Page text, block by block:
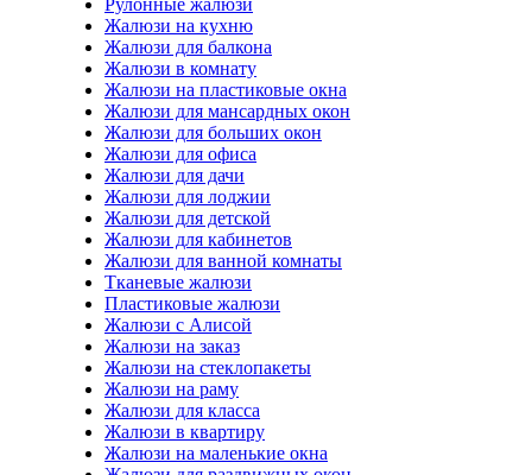
Жалюзи на кухню
Жалюзи для балкона
Жалюзи в комнату
Жалюзи на пластиковые окна
Жалюзи для мансардных окон
Жалюзи для больших окон
Жалюзи для офиса
Жалюзи для дачи
Жалюзи для лоджии
Жалюзи для детской
Жалюзи для кабинетов
Жалюзи для ванной комнаты
Тканевые жалюзи
Пластиковые жалюзи
Жалюзи с Алисой
Жалюзи на заказ
Жалюзи на стеклопакеты
Жалюзи на раму
Жалюзи для класса
Жалюзи в квартиру
Жалюзи на маленькие окна